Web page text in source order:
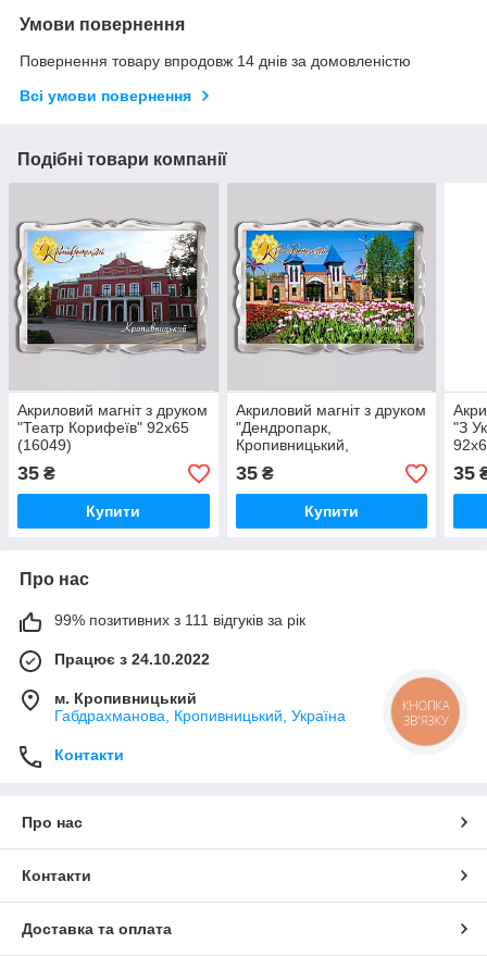
Умови повернення
Повернення товару впродовж 14 днів за домовленістю
Всі умови повернення
Подібні товари компанії
Акриловий магніт з друком
"Театр Корифеїв" 92x65
(16049)
35 ₴
Купити
Акриловий магніт з друком
"Дендропарк,
Кропивницький,
Kropyvnytskyi" 92x65
(16042)
35₴
Купити
"З
35
Про нас
99% позитивних з 111 відгуків за рік
Працює з 24.10.2022
м. Кропивницький
Габдрахманова, Кропивницький, Україна
Контакти
Про нас
Контакти
Доставка та оплата
КНОПКА
ЗВ'ЯЗКУ